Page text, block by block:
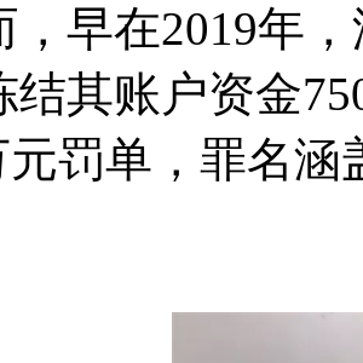
在2019年，
结其账户资金
元罚单，罪名